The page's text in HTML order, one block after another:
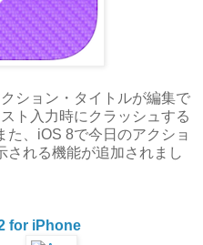
ション・タイトルが編集で
ト入力時にクラッシュする
、 iOS 8で今日のアクショ
される機能が追加されまし
for iPhone